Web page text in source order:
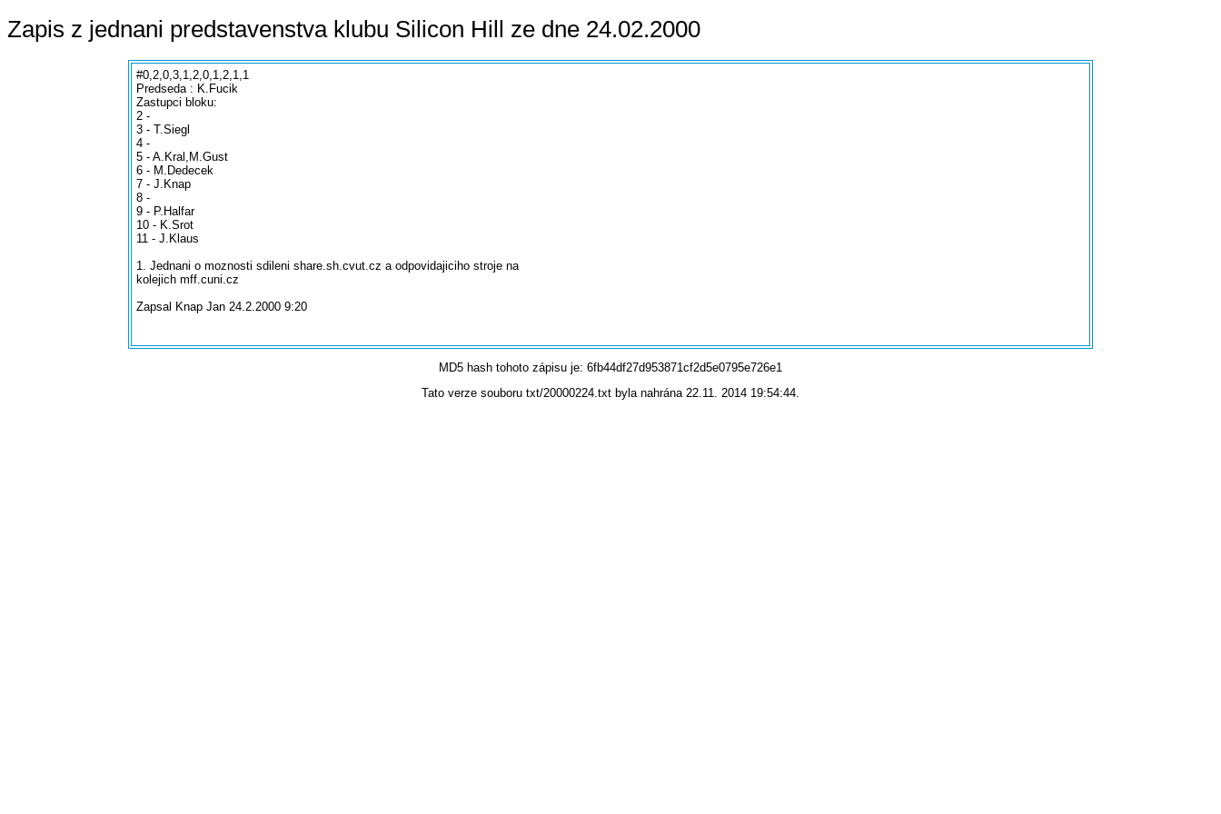
Zapis z jednani predstavenstva klubu Silicon Hill ze dne 24.02.2000
#0,2,0,3,1,2,0,1,2,1,1
Predseda : K.Fucik
Zastupci bloku:
2 -
3 - T.Siegl
4 -
5 - A.Kral,M.Gust
6 - M.Dedecek
7 - J.Knap
8 -
9 - P.Halfar
10 - K.Srot
11 - J.Klaus
1. Jednani o moznosti sdileni share.sh.cvut.cz a odpovidajiciho stroje na
kolejich mff.cuni.cz
Zapsal Knap Jan 24.2.2000 9:20
MD5 hash tohoto zápisu je: 6fb44df27d953871cf2d5e0795e726e1
Tato verze souboru txt/20000224.txt byla nahrána 22.11. 2014 19:54:44.